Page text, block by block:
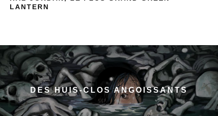
LANTERN
DES HUIS-CLOS ANGOISSANTS